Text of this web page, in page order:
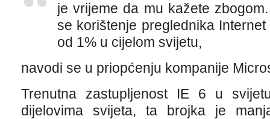
je vrijeme da mu kažete
se korištenje preglednika
od 1% u cijelom svijetu,
navodi se u priopćenju kompanije
Trenutna zastupljenost IE 6 u
dijelovima svijeta, ta brojka je